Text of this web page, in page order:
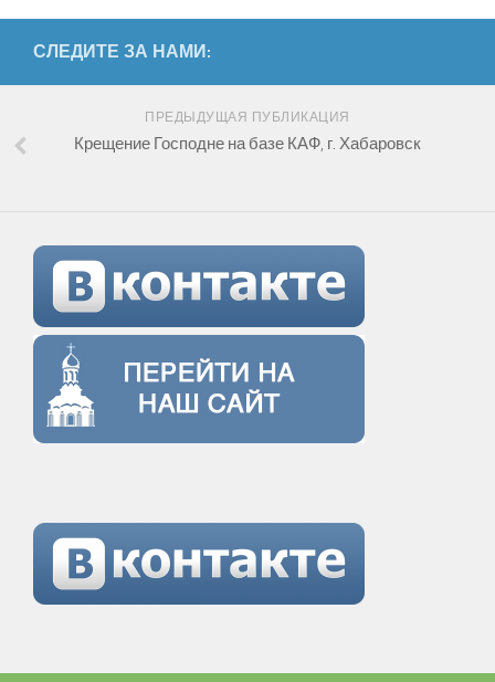
СЛЕДИТЕ ЗА НАМИ:
ПРЕДЫДУЩАЯ ПУБЛИКАЦИЯ
Крещение Господне на базе КАФ, г. Хабаровск